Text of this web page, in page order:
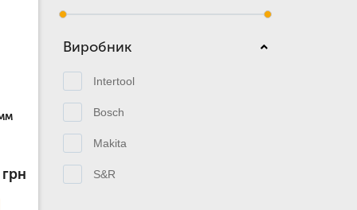
Виробник
Intertool
Bosch
Makita
S&R